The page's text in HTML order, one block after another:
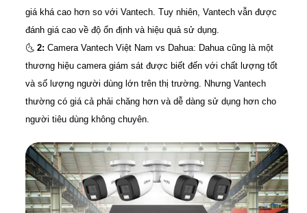
giá khá cao hơn so với Vantech. Tuy nhiên, Vantech vẫn được
đánh giá cao về độ ổn định và hiệu quả sử dụng.
🌜 2: Camera Vantech Việt Nam vs Dahua: Dahua cũng là một
thương hiệu camera giám sát được biết đến với chất lượng tốt
và số lượng người dùng lớn trên thị trường. Nhưng Vantech
thường có giá cả phải chăng hơn và dễ dàng sử dụng hơn cho
người tiêu dùng không chuyên.